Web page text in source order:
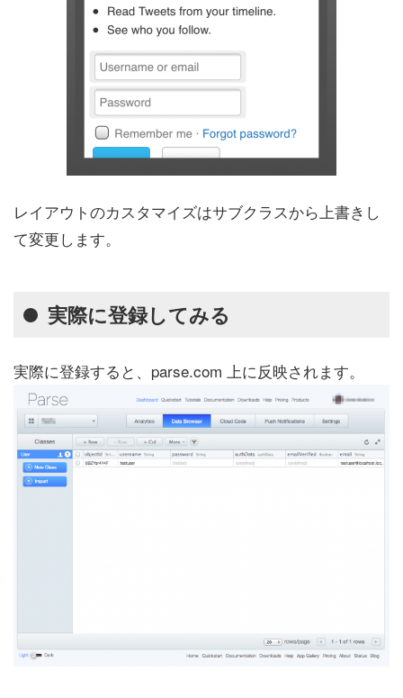
レイアウトのカスタマイズはサブクラスから上書きし
て変更します。
実際に登録してみる
実際に登録すると、parse.com 上に反映されます。